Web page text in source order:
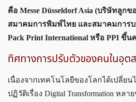
คือ Messe Düsseldorf Asia (บริษัทลูกข
สมาคมการพิมพ์ไทย และสมาคมการ
Pack Print International หรือ PPI ขึ้น
ทิศทางการปรับตัวของคนในอุ
เนื่องจากเทคโนโลยีของโลกได้เปลี่ย
ปฏิวัติเรื่อง Digital Transformation หลา